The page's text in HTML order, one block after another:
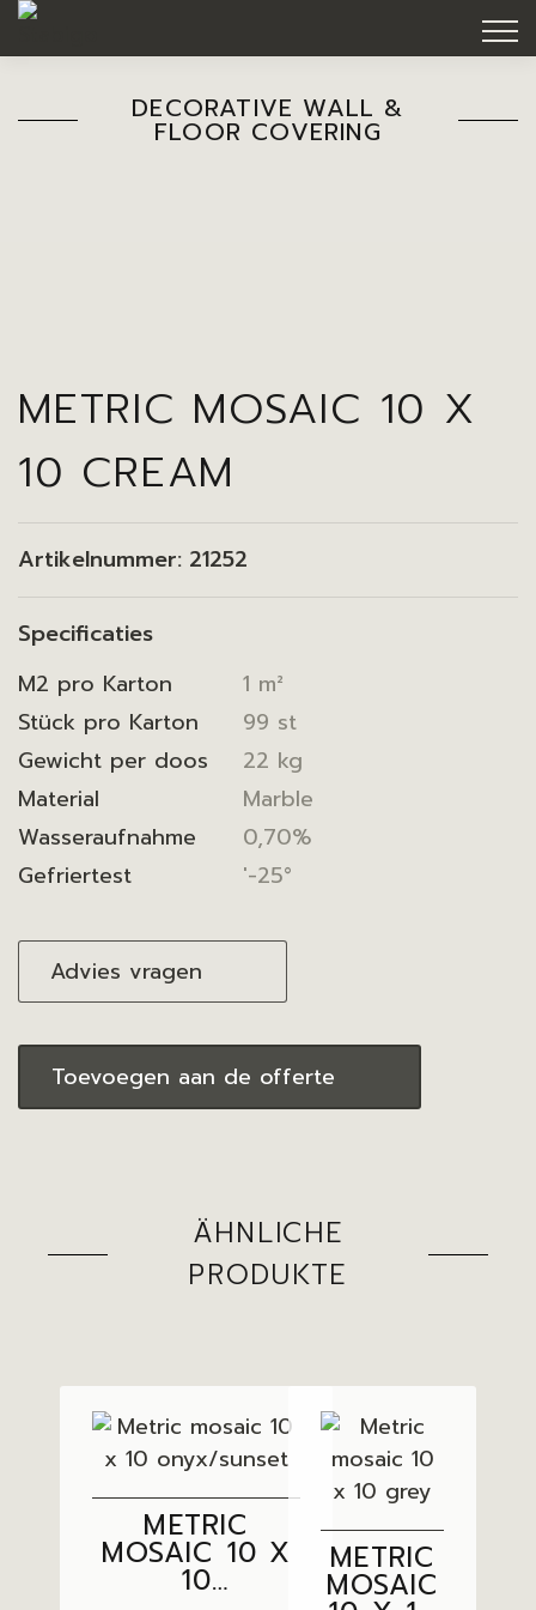
DECORATIVE WALL &
FLOOR COVERING
METRIC MOSAIC 10 X
10 CREAM
Artikelnummer: 21252
Specificaties
M2 pro Karton
1 m²
Stück pro Karton
99 st
Gewicht per doos
22 kg
Material
Marble
Wasseraufnahme
0,70%
Gefriertest
'-25°
Advies vragen
Toevoegen aan de offerte
ÄHNLICHE
PRODUKTE
METRIC
MOSAIC 10 X
10
METRIC
MOSAIC